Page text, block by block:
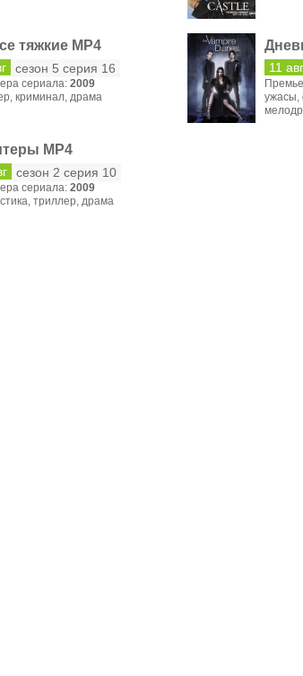
тяжкие MP4
сезон 5 серия 16
сериала: 2009
, криминал, драма
11 авг
ужасы,
MP4
сезон 2 серия 10
сериала: 2009
, триллер, драма